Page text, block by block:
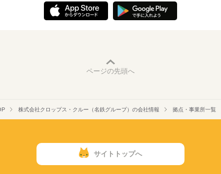
ページの先頭へ
株式会社クロップス・クルー（名鉄グループ）の会社情報 拠点・事業所一覧
サイトトップへ